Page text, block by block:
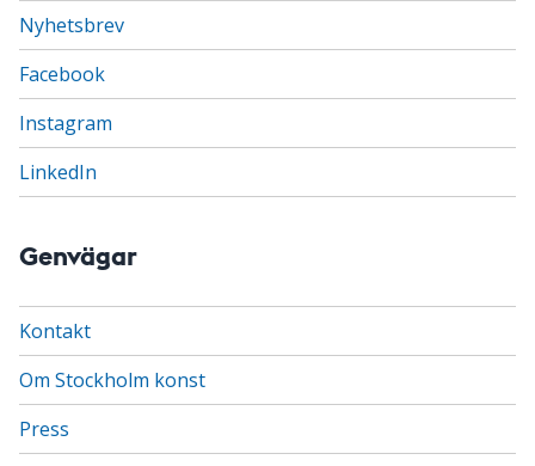
Nyhetsbrev
Facebook
Instagram
LinkedIn
Genvägar
Kontakt
Om Stockholm konst
Press